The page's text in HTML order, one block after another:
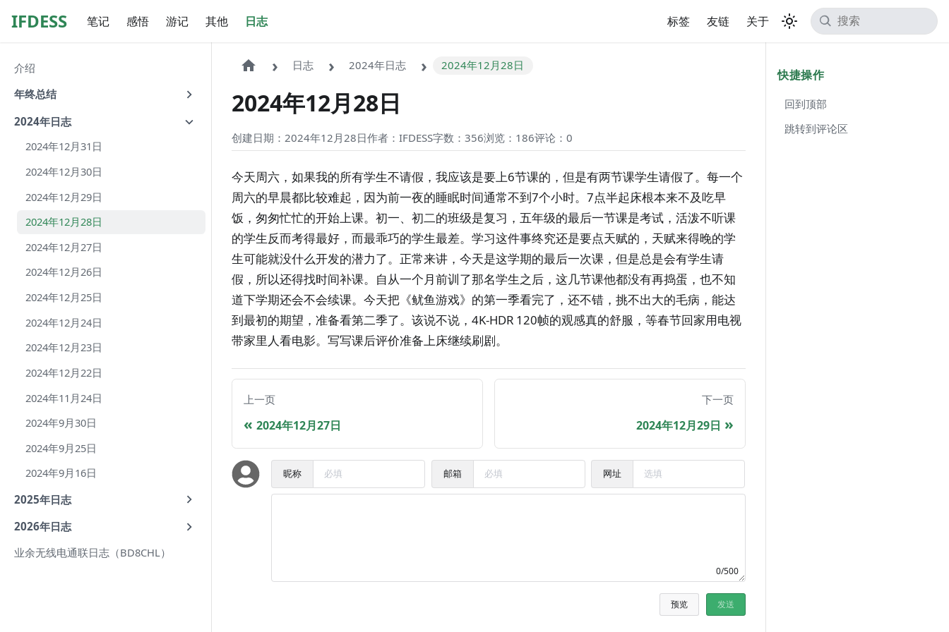
IFDESS 笔记 感悟 游记 其他 日志 标签 友链 关于
介绍
年终总结
2024年日志
2024年12月31日
2024年12月30日
2024年12月29日
2024年12月28日
2024年12月27日
2024年12月26日
2024年12月25日
2024年12月24日
2024年12月23日
2024年12月22日
2024年11月24日
2024年9月30日
2024年9月25日
2024年9月16日
2025年日志
2026年日志
业余无线电通联日志（BD8CHL）
日志 2024年日志 2024年12月28日
2024年12月28日
创建日期：2024年12月28日作者：IFDESS字数：356浏览：186评论： 0
今天周六，如果我的所有学生不请假，我应该是要上6节课的，但是有两节课学生请假了。每一个
周六的早晨都比较难起，因为前一夜的睡眠时间通常不到7个小时。7点半起床根本来不及吃早
饭，匆匆忙忙的开始上课。初一、初二的班级是复习，五年级的最后一节课是考试，活泼不听课
的学生反而考得最好，而最乖巧的学生最差。学习这件事终究还是要点天赋的，天赋来得晚的学
生可能就没什么开发的潜力了。正常来讲，今天是这学期的最后一次课，但是总是会有学生请
假，所以还得找时间补课。自从一个月前训了那名学生之后，这几节课他都没有再捣蛋，也不知
道下学期还会不会续课。今天把《鱿鱼游戏》的第一季看完了，还不错，挑不出大的毛病，能达
到最初的期望，准备看第二季了。该说不说，4K-HDR 120帧的观感真的舒服，等春节回家用电视
带家里人看电影。写写课后评价准备上床继续刷剧。
上一页
2024年12月27日
下一页
2024年12月29日
昵称 邮箱 网址
0/500
预览 发送
快捷操作
回到顶部
跳转到评论区